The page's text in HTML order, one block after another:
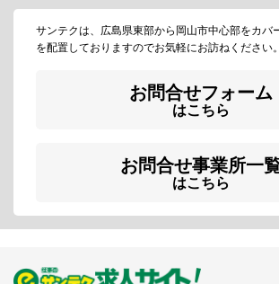
サンテクは、広島県東部から岡山市中心部をカバ
を配置しておりますのでお気軽にお訪ねください。
お問合せフォーム
はこちら
お問合せ事業所一
はこちら